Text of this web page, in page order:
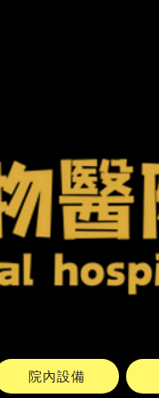
院內設備